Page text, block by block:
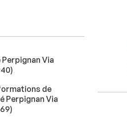
Via
résultats
)
de
Perpignan Via
résultats
)